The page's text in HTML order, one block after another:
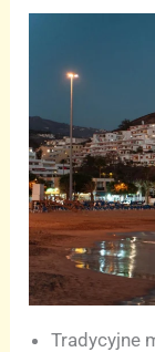
Tradycyjne